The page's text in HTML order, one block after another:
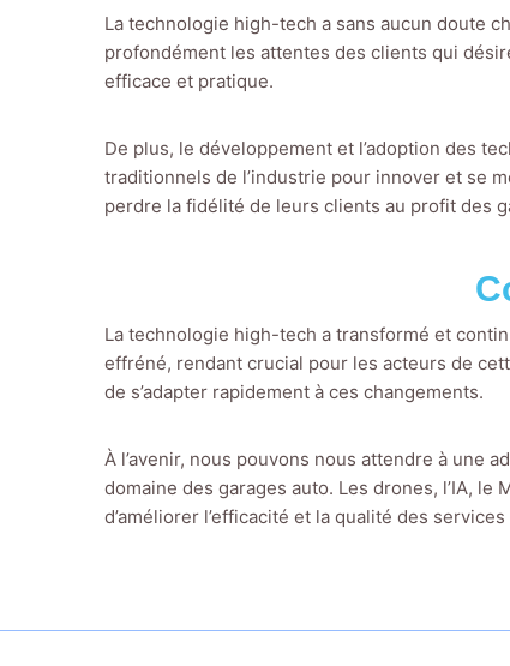
La technologie high-tech a sans aucun doute
profondément les attentes des clients qui
efficace et pratique.
De plus, le développement et l’adoption des
traditionnels de l’industrie pour innover et se
perdre la fidélité de leurs clients au profit des
La technologie high-tech a transformé et
effréné, rendant crucial pour les acteurs de
de s’adapter rapidement à ces changements.
À l’avenir, nous pouvons nous attendre à une
domaine des garages auto. Les drones, l’IA,
d’améliorer l’efficacité et la qualité des